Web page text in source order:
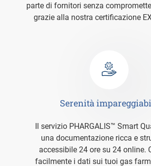
parte di fornitori senza
grazie alla nostra certificazione
Serenità
una documentazione ricca e
accessibile 24 ore su 24 online.
facilmente i dati sui tuoi gas